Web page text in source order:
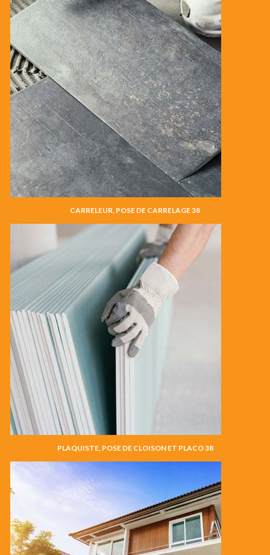
CARRELEUR, POSE DE CARRELAGE 38
PLAQUISTE, POSE DE CLOISON ET PLACO 38